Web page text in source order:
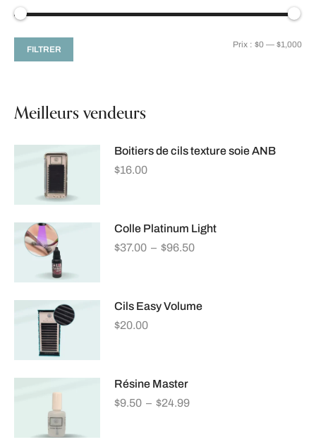
FILTRER Prix : $0 — $1,000
Meilleurs vendeurs
Boitiers de cils texture soie ANB
$16.00
Colle Platinum Light
$37.00 – $96.50
Cils Easy Volume
$20.00
Résine Master
$9.50 – $24.99